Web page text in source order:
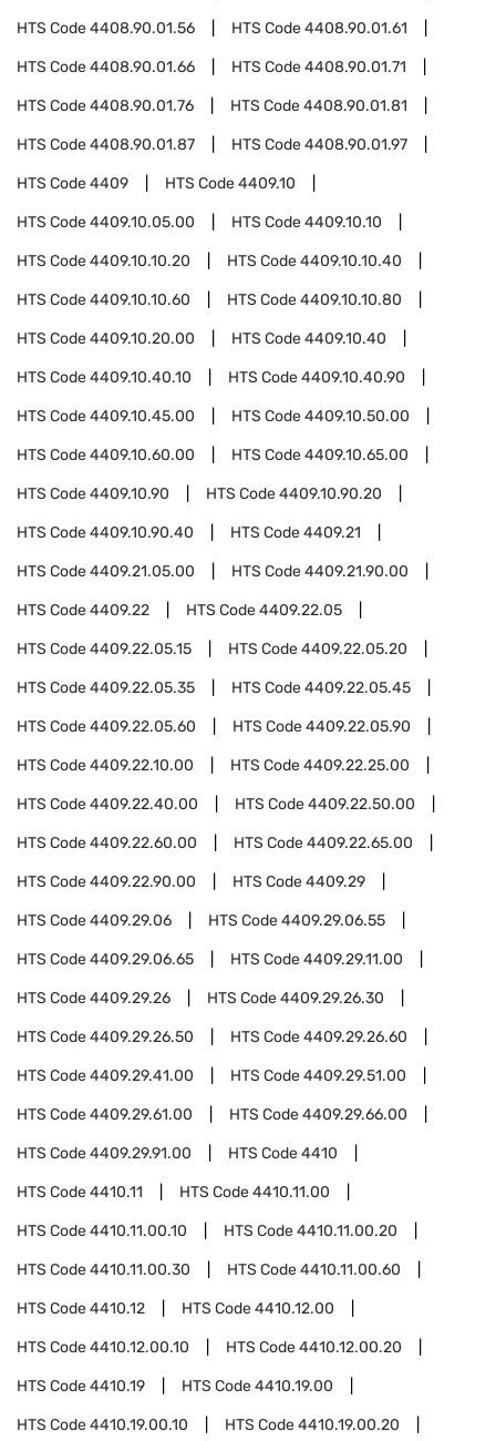
HTS Code4408.90.01.56 HTS Code4408.90.01.61
HTS Code4408.90.01.66 HTS Code4408.90.01.71
HTS Code4408.90.01.76 HTS Code4408.90.01.81
HTS Code4408.90.01.87 HTS Code4408.90.01.97
HTS Code4409 HTS Code4409.10
HTS Code4409.10.05.00 HTS Code4409.10.10
HTS Code4409.10.10.20 HTS Code4409.10.10.40
HTS Code4409.10.10.60 HTS Code4409.10.10.80
HTS Code4409.10.20.00 HTS Code4409.10.40
HTS Code4409.10.40.10 HTS Code4409.10.40.90
HTS Code4409.10.45.00 HTS Code4409.10.50.00
HTS Code4409.10.60.00 HTS Code4409.10.65.00
HTS Code4409.10.90 HTS Code4409.10.90.20
HTS Code4409.10.90.40 HTS Code4409.21
HTS Code4409.21.05.00 HTS Code4409.21.90.00
HTS Code4409.22 HTS Code4409.22.05
HTS Code4409.22.05.15 HTS Code4409.22.05.20
HTS Code4409.22.05.35 HTS Code4409.22.05.45
HTS Code4409.22.05.60 HTS Code4409.22.05.90
HTS Code4409.22.10.00 HTS Code4409.22.25.00
HTS Code4409.22.40.00 HTS Code4409.22.50.00
HTS Code4409.22.60.00 HTS Code4409.22.65.00
HTS Code4409.22.90.00 HTS Code4409.29
HTS Code4409.29.06 HTS Code4409.29.06.55
HTS Code4409.29.06.65 HTS Code4409.29.11.00
HTS Code4409.29.26 HTS Code4409.29.26.30
HTS Code4409.29.26.50 HTS Code4409.29.26.60
HTS Code4409.29.41.00 HTS Code4409.29.51.00
HTS Code4409.29.61.00 HTS Code4409.29.66.00
HTS Code4409.29.91.00 HTS Code4410
HTS Code4410.11 HTS Code4410.11.00
HTS Code4410.11.00.10 HTS Code4410.11.00.20
HTS Code4410.11.00.30 HTS Code4410.11.00.60
HTS Code4410.12 HTS Code4410.12.00
HTS Code4410.12.00.10 HTS Code4410.12.00.20
HTS Code4410.19 HTS Code4410.19.00
HTS Code4410.19.00.10 HTS Code4410.19.00.20